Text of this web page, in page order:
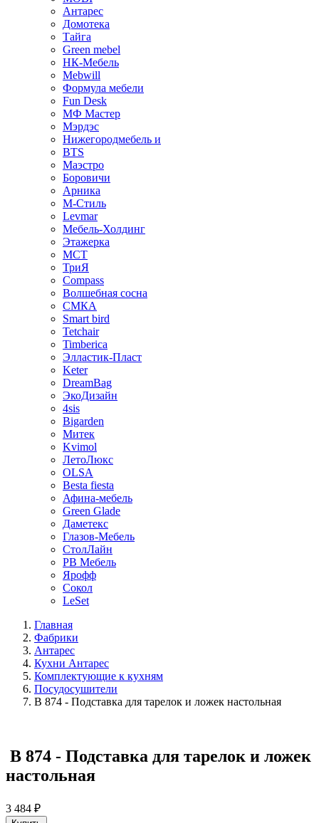
Антарес
Домотека
Тайга
Green mebel
НК-Мебель
Mebwill
Формула мебели
Fun Desk
МФ Мастер
Мэрдэс
Нижегородмебель и
BTS
Маэстро
Боровичи
Арника
М-Стиль
Levmar
Мебель-Холдинг
Этажерка
МСТ
ТриЯ
Compass
Волшебная сосна
СМКА
Smart bird
Tetchair
Timberica
Элластик-Пласт
Keter
DreamBag
ЭкоДизайн
4sis
Bigarden
Митек
Kvimol
ЛетоЛюкс
OLSA
Besta fiesta
Афина-мебель
Green Glade
Даметекс
Глазов-Мебель
СтолЛайн
РВ Мебель
Ярофф
Сокол
LeSet
Главная
Фабрики
Антарес
Кухни Антарес
Комплектующие к кухням
Посудосушители
B 874 - Подставка для тарелок и ложек настольная
B 874 - Подставка для тарелок и ложек
настольная
3 484 ₽